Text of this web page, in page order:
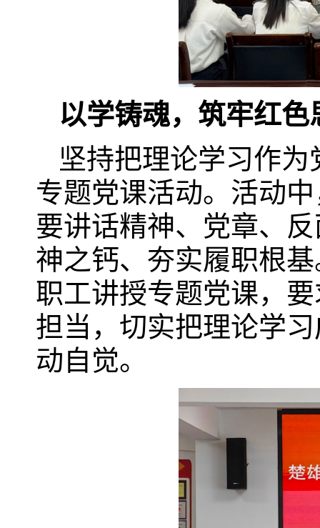
以学铸魂，筑牢红色
坚持把理论学习作
专题党课活动。活动
要讲话精神、党章、
神之钙、夯实履职根
职工讲授专题党课，
担当，切实把理论学
动自觉。